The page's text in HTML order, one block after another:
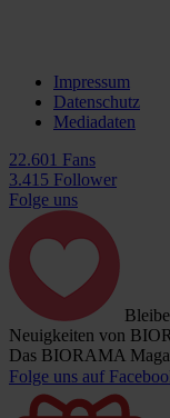
Impressum
Datenschutz
Mediadaten
22.601 Fans
3.415 Follower
Folge uns
Neuigkeiten von
Das BIORAMA
Folge uns auf